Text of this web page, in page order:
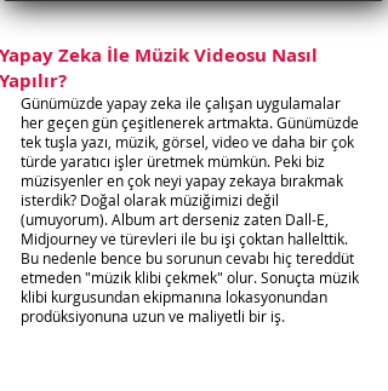
Yapay Zeka İle Müzik Videosu Nasıl
Yapılır?
Günümüzde yapay zeka ile çalışan uygulamalar
her geçen gün çeşitlenerek artmakta. Günümüzde
tek tuşla yazı, müzik, görsel, video ve daha bir çok
türde yaratıcı işler üretmek mümkün. Peki biz
müzisyenler en çok neyi yapay zekaya bırakmak
isterdik? Doğal olarak müziğimizi değil
(umuyorum). Album art derseniz zaten Dall-E,
Midjourney ve türevleri ile bu işi çoktan hallelttik.
Bu nedenle bence bu sorunun cevabı hiç tereddüt
etmeden "müzik klibi çekmek" olur. Sonuçta müzik
klibi kurgusundan ekipmanına lokasyonundan
prodüksiyonuna uzun ve maliyetli bir iş.